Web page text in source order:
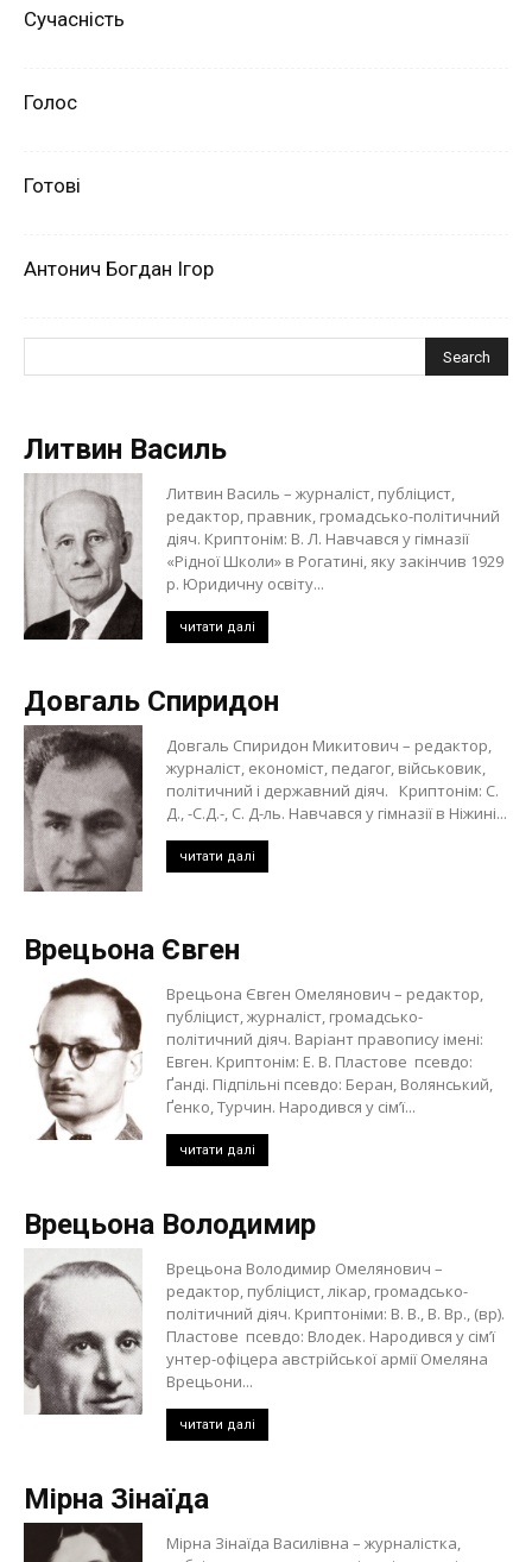
Сучасність
Голос
Готові
Антонич Богдан Ігор
Литвин Василь
Литвин Василь – журналіст, публіцист,
редактор, правник, громадсько-політичний
діяч. Криптонім: В. Л. Навчався у гімназії
«Рідної Школи» в Рогатині, яку закінчив 1929
р. Юридичну освіту...
читати далі
Довгаль Спиридон
Довгаль Спиридон Микитович – редактор,
журналіст, економіст, педагог, військовик,
політичний і державний діяч. Криптонім: С.
Д., -С.Д.-, С. Д-ль. Навчався у гімназії в Ніжині...
читати далі
Врецьона Євген
Врецьона Євген Омелянович – редактор,
публіцист, журналіст, громадсько-
політичний діяч. Варіант правопису імені:
Евген. Криптонім: Е. В. Пластове псевдо:
Ґанді. Підпільні псевдо: Беран, Волянський,
Ґенко, Турчин. Народився у сім’ї...
читати далі
Врецьона Володимир
Врецьона Володимир Омелянович –
редактор, публіцист, лікар, громадсько-
політичний діяч. Криптоніми: В. В., В. Вр., (вр).
Пластове псевдо: Влодек. Народився у сім’ї
унтер-офіцера австрійської армії Омеляна
Врецьони...
читати далі
Мірна Зінаїда
Мірна Зінаїда Василівна – журналістка,